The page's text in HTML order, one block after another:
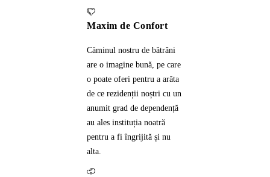
Maxim de Confort
Căminul nostru de bătrâni
are o imagine bună, pe care
o poate oferi pentru a arăta
de ce rezidenții noștri cu un
anumit grad de dependență
au ales instituția noatră
pentru a fi îngrijită și nu
alta.